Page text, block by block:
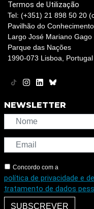
Termos de Utilização
Tel: (+351) 21 898 50 20
Pavilhão do
Largo José Mariano Gago
Parque das Nações
1990-073 Lisboa, Portugal
NEWSLETTER
Concordo com a
política de privacidade e de
tratamento de dados
SUBSCREVER